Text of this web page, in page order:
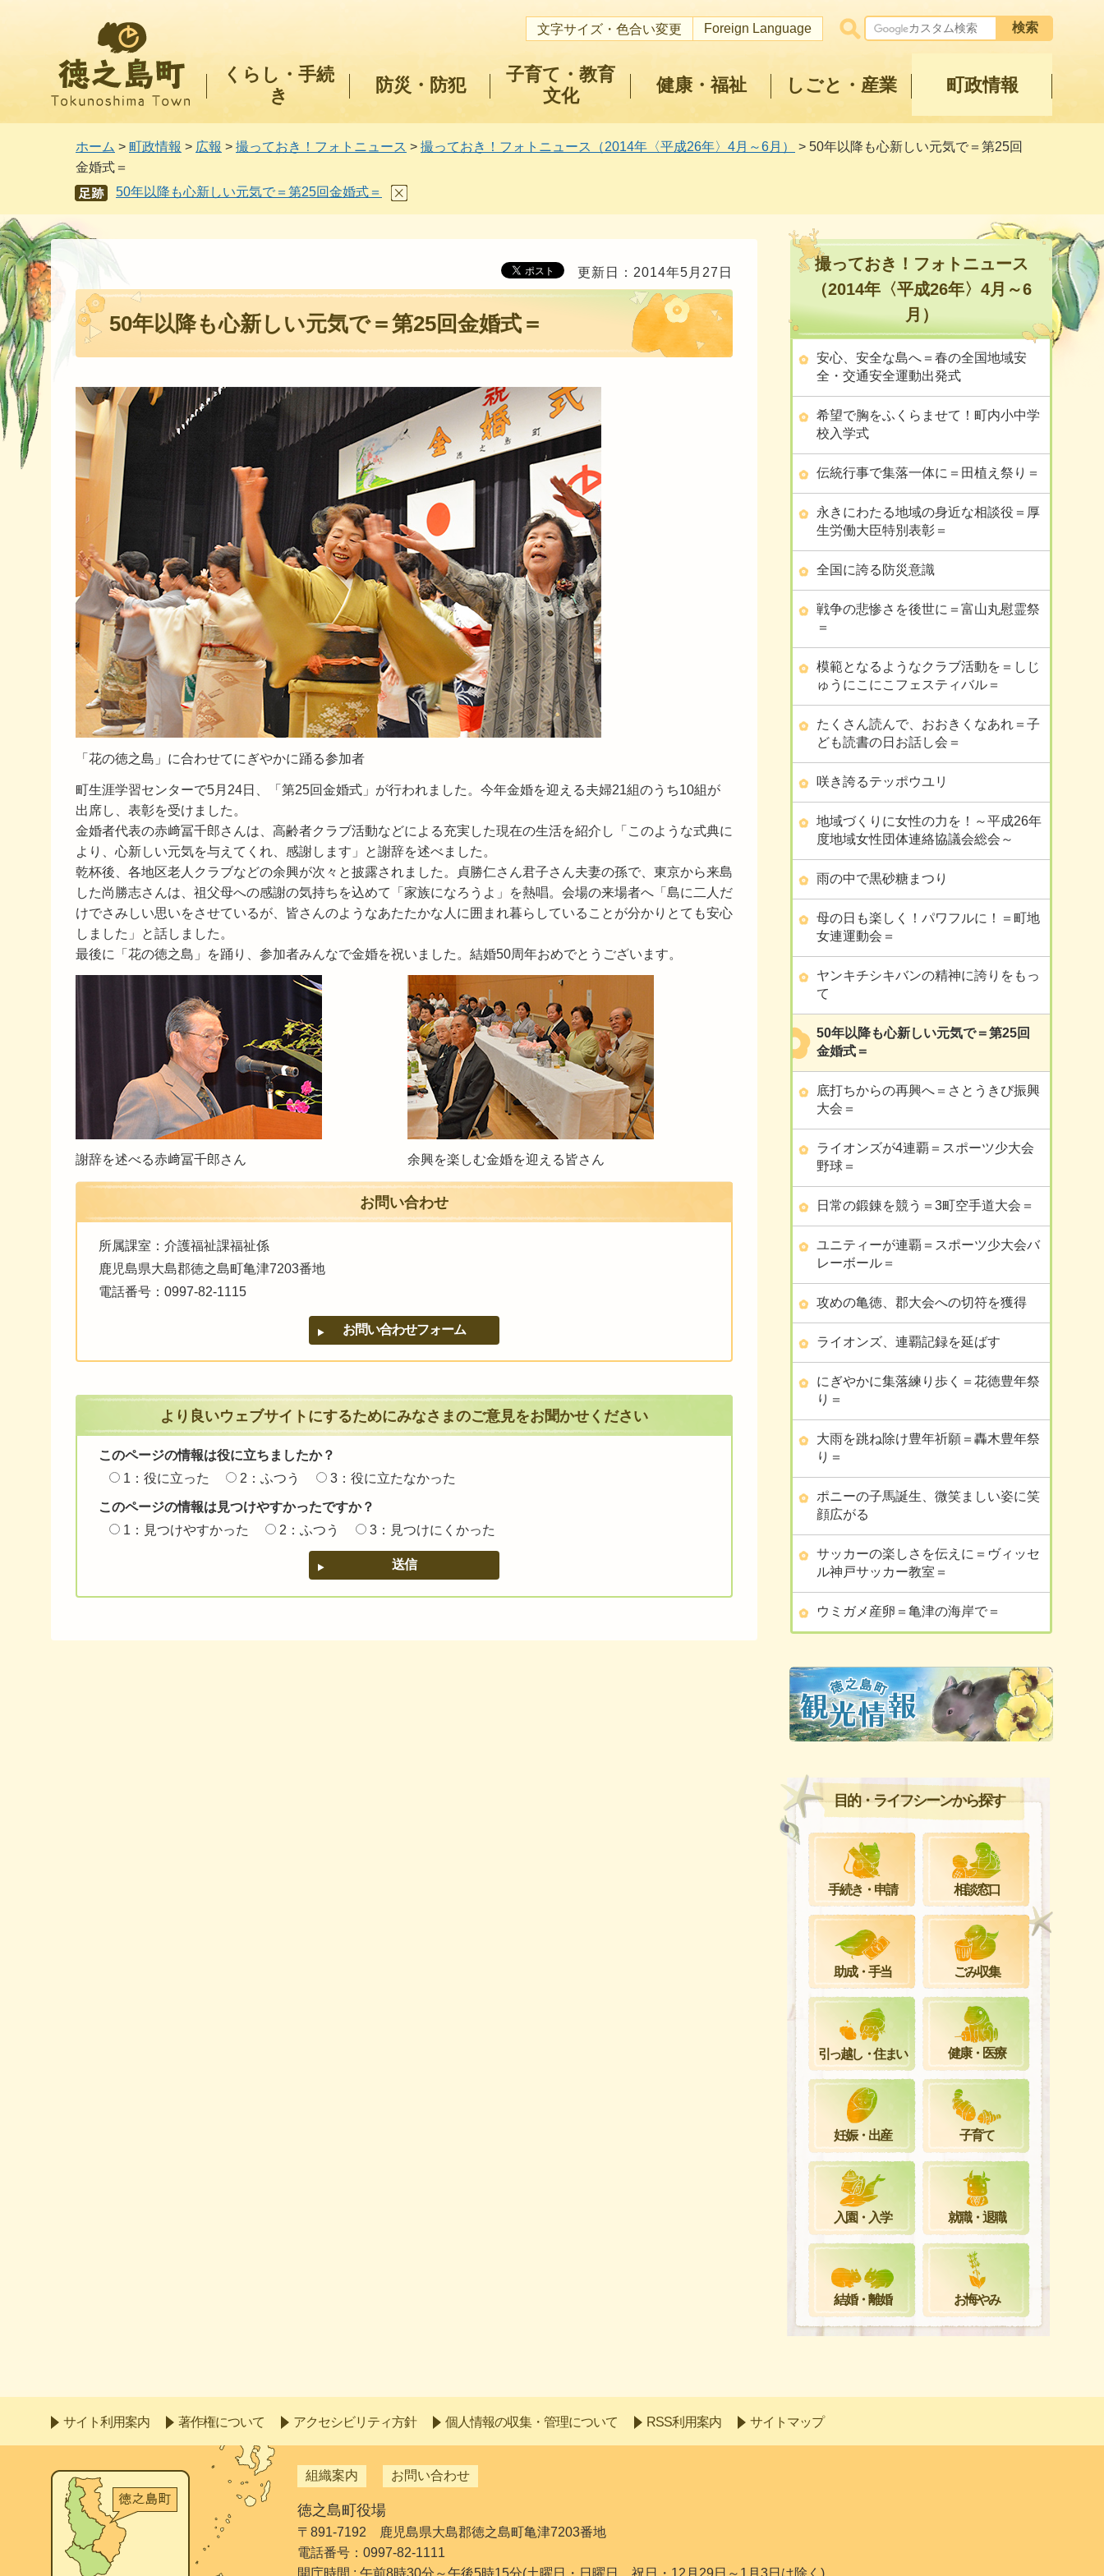
文字サイズ・色合い変更 Foreign Language
くらし・手続
き
防災・防犯
子育て・教育
文化
健康・福祉 しごと・産業 町政情報
ホーム > 町政情報 > 広報 > 撮っておき！フォトニュース > 撮っておき！フォトニュース（2014年〈平成26年〉4月～6月）
> 50年以降も心新しい元気で＝第25回
金婚式＝
あし
あと
50年以降も心新しい元気で＝第25回金婚式＝
更新日：2014年5月27日
50年以降も心新しい元気で＝第25回金婚式＝
「花の徳之島」に合わせてにぎやかに踊る参加者
町生涯学習センターで5月24日、「第25回金婚式」が行われました。今年金婚を迎える夫婦21組のうち10組が
出席し、表彰を受けました。
金婚者代表の赤﨑冨千郎さんは、高齢者クラブ活動などによる充実した現在の生活を紹介し「このような式典に
より、心新しい元気を与えてくれ、感謝します」と謝辞を述べました。
乾杯後、各地区老人クラブなどの余興が次々と披露されました。貞勝仁さん君子さん夫妻の孫で、東京から来島
した尚勝志さんは、祖父母への感謝の気持ちを込めて「家族になろうよ」を熱唱。会場の来場者へ「島に二人だ
けでさみしい思いをさせているが、皆さんのようなあたたかな人に囲まれ暮らしていることが分かりとても安心
しました」と話しました。
最後に「花の徳之島」を踊り、参加者みんなで金婚を祝いました。結婚50周年おめでとうございます。
謝辞を述べる赤﨑冨千郎さん 余興を楽しむ金婚を迎える皆さん
お問い合わせ
所属課室：介護福祉課福祉係
鹿児島県大島郡徳之島町亀津7203番地
電話番号：0997-82-1115
より良いウェブサイトにするためにみなさまのご意見をお聞かせください
このページの情報は役に立ちましたか？
1：役に立った
2：ふつう 3：役に立たなかった
このページの情報は見つけやすかったですか？
1：見つけやすかった
2：ふつう 3：見つけにくかった
撮っておき！フォトニュース
（2014年〈平成26年〉4月～6
月）
安心、安全な島へ＝春の全国地域安
全・交通安全運動出発式
希望で胸をふくらませて！町内小中学
校入学式
伝統行事で集落一体に＝田植え祭り＝
永きにわたる地域の身近な相談役＝厚
生労働大臣特別表彰＝
全国に誇る防災意識
戦争の悲惨さを後世に＝富山丸慰霊祭
＝
模範となるようなクラブ活動を＝しじ
ゅうにこにこフェスティバル＝
たくさん読んで、おおきくなあれ＝子
ども読書の日お話し会＝
咲き誇るテッポウユリ
地域づくりに女性の力を！～平成26年
度地域女性団体連絡協議会総会～
雨の中で黒砂糖まつり
母の日も楽しく！パワフルに！＝町地
女連運動会＝
ヤンキチシキバンの精神に誇りをもっ
て
50年以降も心新しい元気で＝第25回
金婚式＝
底打ちからの再興へ＝さとうきび振興
大会＝
ライオンズが4連覇＝スポーツ少大会
野球＝
日常の鍛錬を競う＝3町空手道大会＝
ユニティーが連覇＝スポーツ少大会バ
レーボール＝
攻めの亀徳、郡大会への切符を獲得
ライオンズ、連覇記録を延ばす
にぎやかに集落練り歩く＝花徳豊年祭
り＝
大雨を跳ね除け豊年祈願＝轟木豊年祭
り＝
ポニーの子馬誕生、微笑ましい姿に笑
顔広がる
サッカーの楽しさを伝えに＝ヴィッセ
ル神戸サッカー教室＝
ウミガメ産卵＝亀津の海岸で＝
目的・ライフシーンから探す
手続き・申請 相談窓口
助成・手当 ごみ収集
引っ越し・住まい 健康・医療
妊娠・出産 子育て
入園・入学 就職・退職
結婚・離婚 お悔やみ
サイト利用案内 著作権について アクセシビリティ方針 個人情報の収集・管理について RSS利用案内 サイトマップ
組織案内 お問い合わせ
徳之島町役場
〒891-7192 鹿児島県大島郡徳之島町亀津7203番地
電話番号：0997-82-1111